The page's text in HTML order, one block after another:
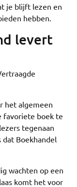
je blijft lezen en
hebben.
levert
het algemeen
favoriete boek te
tegenaan
dat Boekhandel
wachten op een
komt het voor